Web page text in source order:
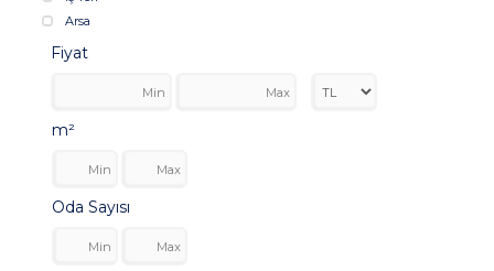
Arsa
Fiyat
m²
Oda Sayısı